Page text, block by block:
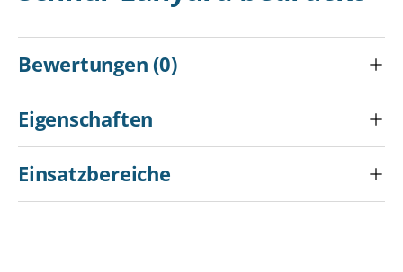
Bewertungen (0)
Eigenschaften
Einsatzbereiche